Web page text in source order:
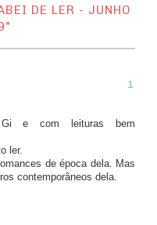
DE LER - JUNHO
Gi e com leituras bem
ler.
de época dela. Mas
contemporâneos dela.